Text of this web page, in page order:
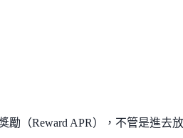
勵（Reward APR），不管是進去